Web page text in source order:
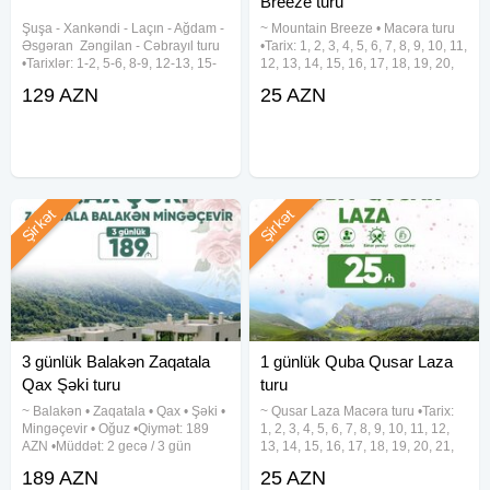
• İstisu hovuzu
• Turş su
• Kəlbəcər şəhər gəzintisi
• Qamışlı kanyonu (Ömər aşırımı yolu)
•GəncəsərMonastırı
• Soyuq Bulaq Körpüsü
• Kəlbəcər Şəlaləsi
~ Ağdərə
• Vəngli qəsəbəsi
• Şir heykəli⁠
• ⁠Gəmi restoranı
• ⁠(Gəncəsar məbədi) icazə olsa
• Sərsəng Su Anbarı
~ Suqovuşan
Şuşa ︎- Xankəndi ︎- Laçın ︎- Ağdam ︎-
Əsgəran ︎ Zəngilan ︎- Cəbrayıl turu
•Tarixlər: 1-2, 5-6, 8-9, 12-13, 15-
Avqust •Qiymətlər: ✓Laçında
129 AZN
~ Mountain Breeze • Macəra turu
•Tarix: 1, 2, 3, 4, 5, 6, 7, 8, 9, 10, 11,
12, 13, 14, 15, 16, 17, 18, 19, 20,
30, 31 Avqust •Qiymət: •Ekonom
25 AZN
3 günlük Balakən Zaqatala
Qax Şəki turu
~ Balakən • Zaqatala • Qax • Şəki •
Mingəçevir • Oğuz •Qiymət: 189
AZN •Müddət: 2 gecə / 3 gün
21, 26-27-28 Avqust ✓TURA
Şirkət
189 AZN
1 günlük Quba Qusar Laza
turu
~ Qusar Laza Macəra turu •Tarix:
1, 2, 3, 4, 5, 6, 7, 8, 9, 10, 11, 12,
13, 14, 15, 16, 17, 18, 19, 20, 21,
31 Avqust Qiymət: •Ekonom paket:
Şirkət
25 AZN